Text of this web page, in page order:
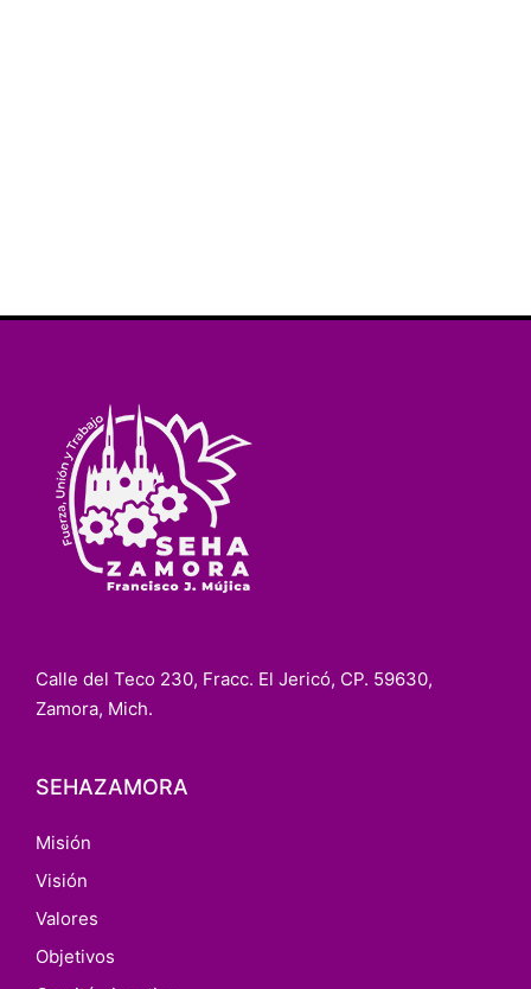
Calle del Teco 230, Fracc. El Jericó, CP. 59630,
Zamora, Mich.
SEHAZAMORA
Misión
Visión
Valores
Objetivos